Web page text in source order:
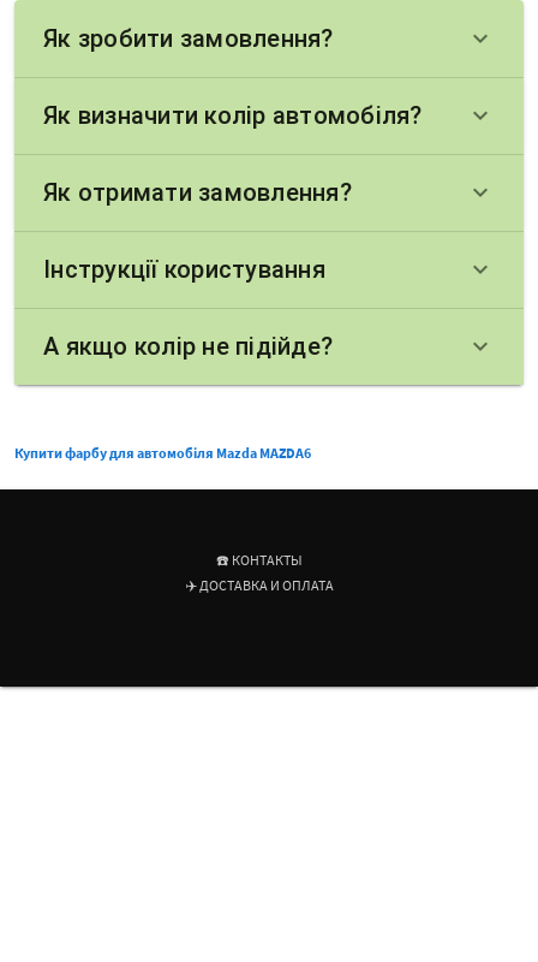
Як зробити замовлення? keyboard_arrow_down
Як визначити колір автомобіля? keyboard_arrow_down
Як отримати замовлення? keyboard_arrow_down
Інструкції користування keyboard_arrow_down
А якщо колір не підійде? keyboard_arrow_down
Купити фарбу для автомобіля Mazda MAZDA6
☎️ КОНТАКТЫ
✈️ ДОСТАВКА И ОПЛАТА